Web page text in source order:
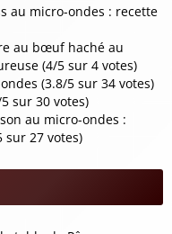
au micro-ondes : recette
au bœuf haché au
(4/5 sur 4 votes)
(3.8/5 sur 34 votes)
sur 30 votes)
au micro-ondes :
sur 27 votes)